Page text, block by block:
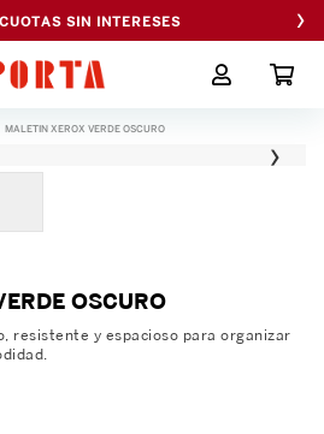
SIN INTERESES ›
MALETIN XEROX VERDE OSCURO
›
OSCURO
resistente y espacioso para organizar